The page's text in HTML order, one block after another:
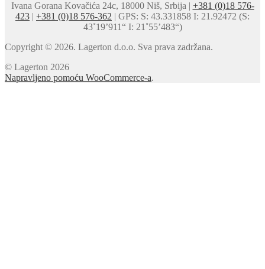
Ivana Gorana Kovačića 24c, 18000 Niš, Srbija | +381 (0)18 576-
423
+381 (0)18 576-362 | GPS: S: 43.331858 I: 21.92472 (S:
43˚19’911“ I: 21˚55’483“)
Copyright © 2026. Lagerton d.o.o. Sva prava zadržana.
© Lagerton 2026
Napravljeno pomoću WooCommerce-a.